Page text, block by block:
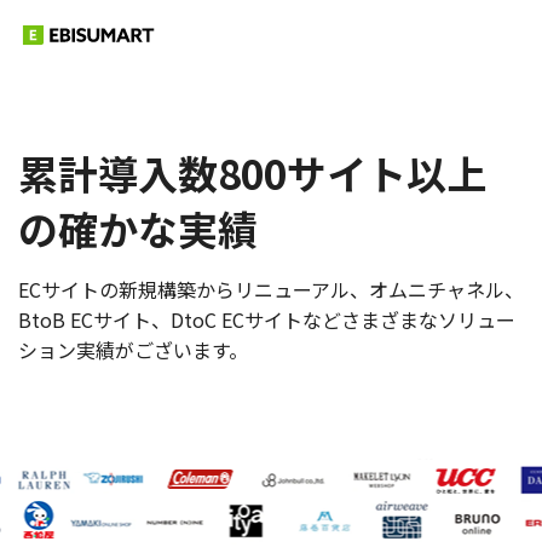
累計導入数800サイト以上
の確かな実績
ECサイトの新規構築からリニューアル、オムニチャネル、
BtoB ECサイト、DtoC ECサイトなどさまざまなソリュー
ション実績がございます。